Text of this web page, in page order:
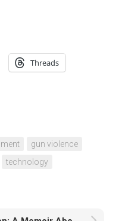
Threads
gun violence
technology